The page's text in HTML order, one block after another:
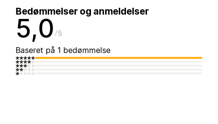
Bedømmelser og anmeldelser
5,0 5
Baseret på 1 bedømmelse